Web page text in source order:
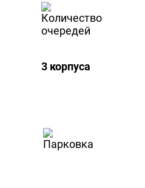
3 корпуса